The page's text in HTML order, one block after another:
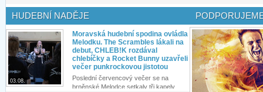
HUDEBNÍ NADĚJE
03.08.
Moravská hudební spodina ovládla
Melodku. The Scrambles lákali na
debut, CHLEB!K rozdával
chlebíčky a Rocket Bunny uzavřeli
večer punkrockovou jistotou
Poslední červencový večer se na
brněnské Melodce setkaly tři kapely...